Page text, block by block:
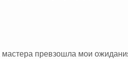
превзошла мои